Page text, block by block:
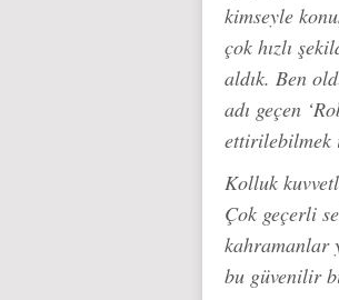
kimseyle
çok hızlı
aldık. Ben
adı geçen
ettirilebilmek
Kolluk
Çok geçerli
kahramanlar
bu güvenilir